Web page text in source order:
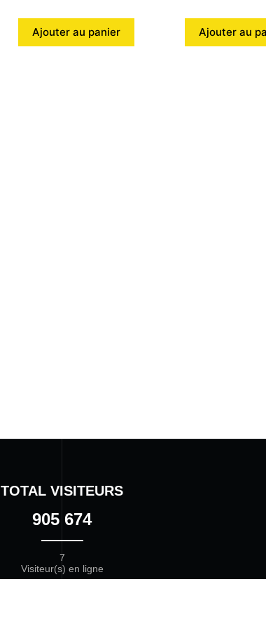
Ajouter au panier Ajouter au
TOTAL VISITEURS
905 674
7
Visiteur(s) en ligne